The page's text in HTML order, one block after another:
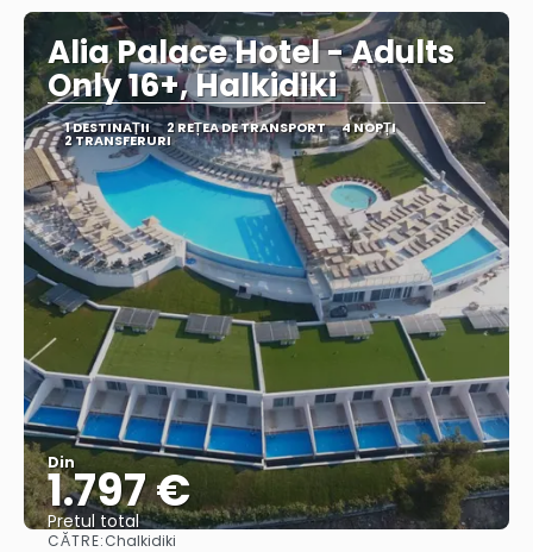
Alia Palace Hotel - Adults
Only 16+, Halkidiki
1 DESTINAŢII 2 REȚEA DE TRANSPORT 4 NOPȚI
2 TRANSFERURI
Din
1.797 €
Pretul total
CĂTRE:Chalkidiki